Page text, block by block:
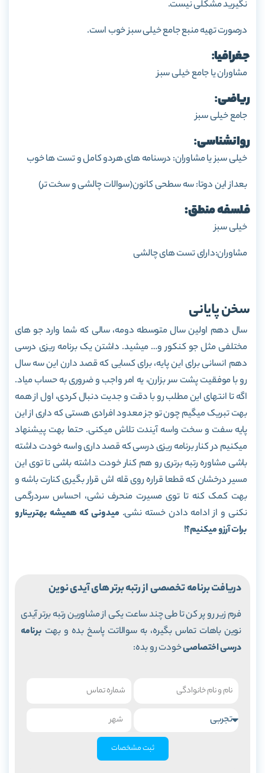
نگیرید مشکلی نیست.
درصورت تهیه منبع جامع خیلی سبز خوب است.
جغرافیا:
مشاوران یا جامع خیلی سبز
ریاضی:
جامع خیلی سبز
روانشناسی:
خیلی سبز یا مشاوران: درسنامه های هردو کامل و تست ها خوب
بعداز این دوتا: سه سطحی کانون(سوالات چالشی و سخت تر)
فلسفه منطق:
خیلی سبز
مشاوران:دارای تست های چالشی
سخن پایانی
سال دهم اولین سال متوسطه دومه، سالی که شما وارد جو های
مختلفی مثل جو کنکور و… میشید. داشتن یک برنامه ریزی درسی
دهم انسانی برای این پایه، برای کسایی که قصد دارن این سه سال
رو با موفقیت پشت سر بزارن، یه امر واجب و ضروری به حساب میاد.
اگه تا انتهای این مطلب رو با دقت و جدیت دنبال کردی، اول از همه
بهت تبریک میگیم چون تو جز معدود افرادی هستی که داری از این
پایه سفت و سخت واسه آیندت تلاش میکنی. حتما بهت پیشنهاد
میکنیم در کنار برنامه ریزی درسی که قصد داری واسه خودت داشته
باشی مشاوره رتبه برتری رو هم کنار خودت داشته باشی تا توی این
مسیر درخشان که قطعا قراره روی قله اش قرار بگیری کنارت باشه و
بهت کمک کنه تا توی مسیرت منحرف نشی، احساس سردرگمی
نکنی و از ادامه دادن خسته نشی. میدونی که همیشه بهترینارو
برات آرزو میکنیم؟!
دریافت برنامه تخصصی از رتبه برتر های آیدی نوین
فرم زیر رو پر کن تا طی چند ساعت یکی از مشاورین رتبه برتر آیدی
نوین باهات تماس بگیره، به سوالاتت پاسخ بده و بهت برنامه
درسی اختصاصیخودت رو بده:
ثبت مشخصات